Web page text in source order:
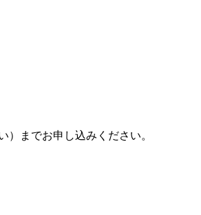
）までお申し込みください。